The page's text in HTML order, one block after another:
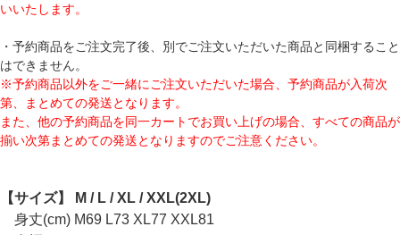
いいたします。
・予約商品をご注文完了後、別でご注文いただいた商品と同梱すること
はできません。
※予約商品以外をご一緒にご注文いただいた場合、予約商品が入荷次
第、まとめての発送となります。
また、他の予約商品を同一カートでお買い上げの場合、すべての商品が
揃い次第まとめての発送となりますのでご注意ください。
【サイズ】 M / L / XL / XXL(2XL)
身丈(cm) M69 L73 XL77 XXL81